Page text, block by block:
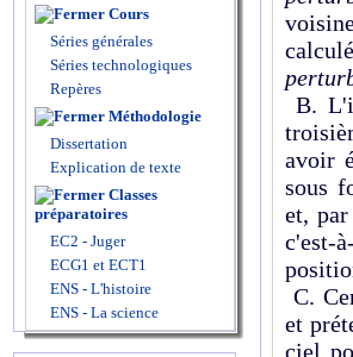
Cours
Séries générales
Séries technologiques
Repères
Méthodologie
Dissertation
Explication de texte
Classes
préparatoires
EC2 - Juger
ECG1 et ECT1
ENS - L'histoire
ENS - La science
B.
avoir
sous
et,
c'est-
C.
et
ciel